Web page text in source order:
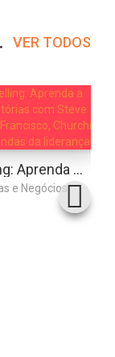
VER TODOS
Storytelling: Aprenda a contar histórias com Steve Jobs, Papa Francisco, Churchill e outras lendas da liderança
e Negócios